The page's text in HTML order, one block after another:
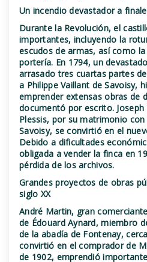
Un incendio devastador a
Durante la Revolución, el
importantes, incluyendo la
escudos de armas, así como
portería. En 1794, un
arrasado tres cuartas partes
a Philippe Vaillant de Savoisy,
emprender extensas obras de
documentó por escrito. Joseph
Plessis, por su matrimonio
Savoisy, se convirtió en el
Debido a dificultades
obligada a vender la finca en
pérdida de los archivos.
Grandes proyectos de obras
siglo XX
André Martin, gran
de Édouard Aynard, miembro
de la abadía de Fontenay,
convirtió en el comprador de
de 1902, emprendió